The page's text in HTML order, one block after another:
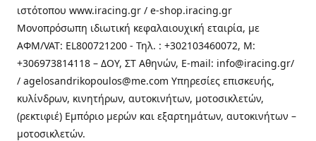
ιστότοπου www.iracing.gr / e-shop.iracing.gr
Μονοπρόσωπη ιδιωτική κεφαλαιουχική εταιρία, με
ΑΦΜ/VAT: EL800721200 - Τηλ. : +302103460072, M:
+306973814118 – ΔΟΥ, ΣΤ Αθηνών, E-mail: info@iracing.gr/
/ agelosandrikopoulos@me.com Υπηρεσίες επισκευής,
κυλίνδρων, κινητήρων, αυτοκινήτων, μοτοσικλετών,
(ρεκτιφιέ) Εμπόριο μερών και εξαρτημάτων, αυτοκινήτων –
μοτοσικλετών.